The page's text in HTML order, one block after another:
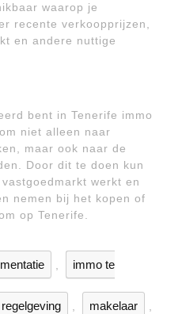
waarop je
recente verkoopprijzen,
en andere nuttige
bent in Tenerife immo
niet alleen naar
maar ook naar de
Door dit te doen kun
werkt en
nemen bij het kopen of
op Tenerife.
immo te
makelaar